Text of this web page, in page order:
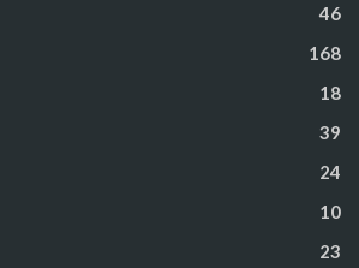
46
168
18
39
24
10
23